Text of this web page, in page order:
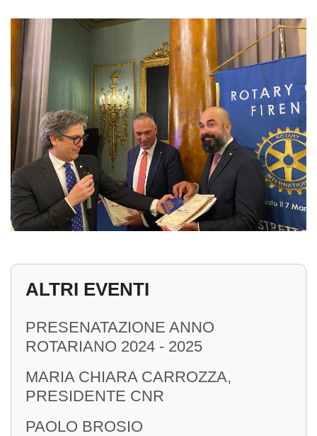
ALTRI EVENTI
PRESENATAZIONE ANNO
ROTARIANO 2024 - 2025
MARIA CHIARA CARROZZA,
PRESIDENTE CNR
PAOLO BROSIO